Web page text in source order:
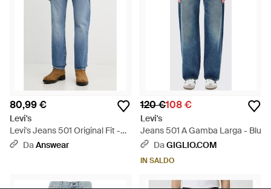
80,99 €
Levi's
Levi's Jeans 501 Original Fit -
Blu DaAnswear
120 €108 €
Levi's
Jeans 501 A Gamba Larga - Blu
DaGIGLIO.COM
IN SALDO